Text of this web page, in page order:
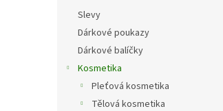
Slevy
Dárkové poukazy
Dárkové balíčky
Kosmetika
Pleťová kosmetika
Tělová kosmetika